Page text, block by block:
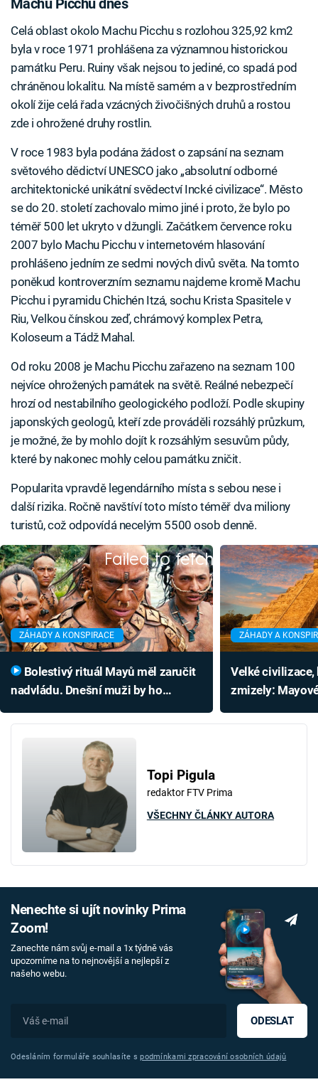
Machu Picchu dnes
Celá oblast okolo Machu Picchu s rozlohou 325,92 km2
byla v roce 1971 prohlášena za významnou historickou
památku Peru. Ruiny však nejsou to jediné, co spadá pod
chráněnou lokalitu. Na místě samém a v bezprostředním
okolí žije celá řada vzácných živočišných druhů a rostou
zde i ohrožené druhy rostlin.
V roce 1983 byla podána žádost o zapsání na seznam
světového dědictví UNESCO jako „absolutní odborné
architektonické unikátní svědectví Incké civilizace“. Město
se do 20. století zachovalo mimo jiné i proto, že bylo po
téměř 500 let ukryto v džungli. Začátkem července roku
2007 bylo Machu Picchu v internetovém hlasování
prohlášeno jedním ze sedmi nových divů světa. Na tomto
poněkud kontroverzním seznamu najdeme kromě Machu
Picchu i pyramidu Chichén Itzá, sochu Krista Spasitele v
Riu, Velkou čínskou zeď, chrámový komplex Petra,
Koloseum a Tádž Mahal.
Od roku 2008 je Machu Picchu zařazeno na seznam 100
nejvíce ohrožených památek na světě. Reálné nebezpečí
hrozí od nestabilního geologického podloží. Podle skupiny
japonských geologů, kteří zde prováděli rozsáhlý průzkum,
je možné, že by mohlo dojít k rozsáhlým sesuvům půdy,
které by nakonec mohly celou památku zničit.
Popularita vpravdě legendárního místa s sebou nese i
další rizika. Ročně navštíví toto místo téměř dva miliony
turistů, což odpovídá necelým 5500 osob denně.
Failed to fetch
ZÁHADY A KONSPIRACE
nadvládu. Dnešní muži by ho
ZÁHADY A
Velké civilizace,
zmizely:
Topi Pigula
redaktor FTV Prima
VŠECHNY ČLÁNKY AUTORA
Nenechte si ujít novinky Prima
Zoom!
Zanechte nám svůj e-mail a 1x týdně vás
upozorníme na to nejnovější a nejlepší z
našeho webu.
ODESLAT
Odesláním formuláře souhlasíte spodmínkami zpracování osobních údajů